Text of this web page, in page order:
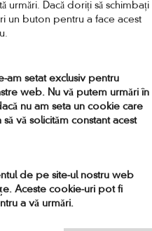
nr 4, sector 2,
Toate drepturile
urmări. Dacă doriți să schimbați
un buton pentru a face acest
am setat exclusiv pentru
web. Nu vă putem urmări în
nu am seta un cookie care
vă solicităm constant acest
de pe site-ul nostru web
Aceste cookie-uri pot fi
a vă urmări.